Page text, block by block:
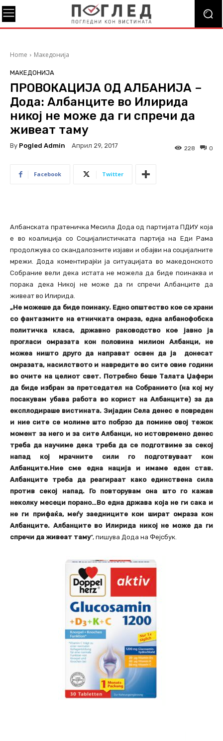
Home Македонија
МАКЕДОНИЈА
ПРОВОКАЦИЈА ОД АЛБАНИЈА –
Дода: Албанците во Илирида
никој не може да ги спречи да
живеат таму
By Pogled Admin Април 29, 2017 0
228
Facebook Twitter
Албанската пратеничка Месила Дода од партијата ПДИУ која
е во коалиција со Социјалистичката партија на Еди Рама
продолжува со скандалозните изјави и обајви на социјалните
мрежи. Дода коментирајќи ја ситуацијата во македонското
Собрание вели дека истата не можела да биде поинаква и
порака дека Никој не може да ги спречи Албанците да
живеат во Илирида.
„Не можеше да биде поинаку. Едно општество кое се храни
со фантазмите на етничката омраза, една албанофобска
политичка класа, државно раководство кое јавно ја
прогласи омразата кон половина милион Албанци, не
можеа ништо друго да направат освен да ја донесат
омразата, насилството и навредите во сите овие години
во очите на целиот свет. Потребно беше Талата Џафери
да биде избран за претседател на Собранието (на кој му
посакувам убава работа во корист на Албанците) за да
експлодираше вистината. Зијадин Села денес е повреден
и ние сите се молиме што побрзо да помине овој тежок
момент за него и за сите Албанци, но истовремено денес
треба да научиме дека треба да се подготвиме за секој
напад кој мрачните сили го подготвуваат кон
Албанците.Ние сме една нација и имаме еден став.
Албанците треба да реагираат како единствена сила
против секој напад. Го повторувам она што го кажав
неколку месеци порано…Во една држава која не ги сака и
не ги прифаќа, меѓу заедниците кои шират омраза кон
Албанците. Албанците во Илирида никој не може да ги
спречи да живеат таму“, пишува Дода на Фејсбук.